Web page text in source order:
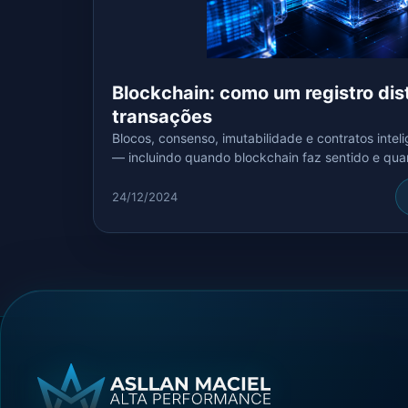
Blockchain: como um registro
transações
Blocos, consenso, imutabilidade e contratos
— incluindo quando blockchain faz sentido e
24/12/2024